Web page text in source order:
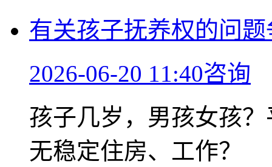
有关孩子抚养权的问
2026-06-20 11:40咨询
孩子几岁，男孩女孩
无稳定住房、工作？